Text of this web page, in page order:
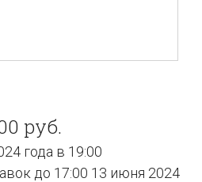
руб.
года в 19:00
до 17:00 13 июня 2024